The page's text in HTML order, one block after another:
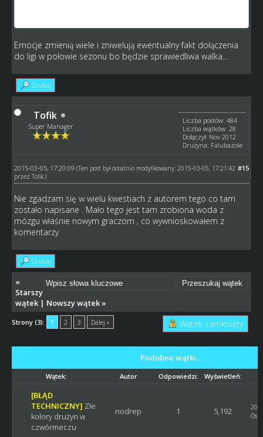
Emocje zmienią wiele i zniwelują ewentualny fakt dołączenia
do ligi w połowie sezonu bo będzie sprawiedliwa walka...
Szukaj
Tofik
Super Manager
Liczba postów: 484
Liczba wątków: 28
Dołączył: Nov 2012
Drużyna: Falubazole
#15
2015-03-05, 17:20:09 (Ten post był ostatnio modyfikowany: 2015-03-05, 17:21:42
przez Tofik.)
Nie zgadzam się w wielu kwestiach z autorem tego co tam
zostało napisane . Mało tego jest tam zrobiona woda z
mózgu właśnie nowym graczom , co wywnioskowałem z
komentarzy
Szukaj
«
Starszy
wątek| Nowszy wątek»
Strony (3): 1 2 3 Dalej » Wątek zamknięty
Podobne wątki…
Wątek: Autor Odpowiedzi: Wyświetleń:
[BŁĄD
TECHNICZNY] Złe
kolory drużyn w
czwórmeczu
nodrep 1 5,192